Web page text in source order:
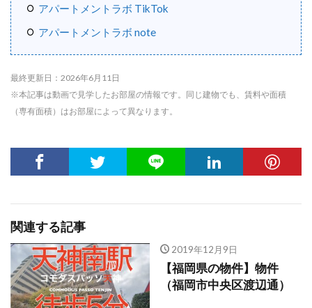
アパートメントラボ TikTok
アパートメントラボ note
最終更新日：2026年6月11日
※本記事は動画で見学したお部屋の情報です。同じ建物でも、賃料や面積
（専有面積）はお部屋によって異なります。
関連する記事
2019年12月9日
【福岡県の物件】物件
（福岡市中央区渡辺通）